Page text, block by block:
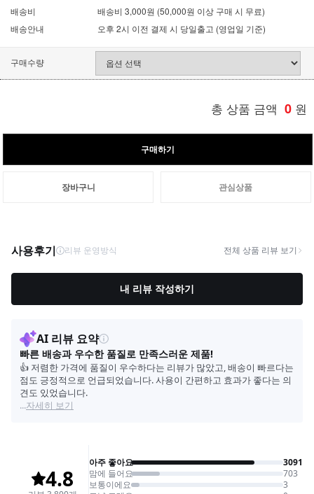
배송비
배송비 3,000원 (50,000원 이상 구매 시 무료)
배송안내
오후 2시 이전 결제 시 당일출고 (영업일 기준)
구매수량
총 상품 금액 0 원
구매하기
장바구니 관심상품